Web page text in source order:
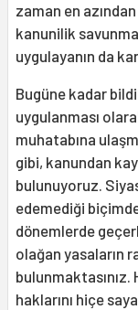
zaman en
kanunilik
uygulayanın da
Bugüne kadar
uygulanması
muhatabına
gibi, kanundan
bulunuyoruz.
edemediği
dönemlerde
olağan yasaların
bulunmaktasınız.
haklarını hiçe